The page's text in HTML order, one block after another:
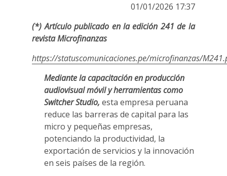
01/01/2026 17:37
(*) Artículo publicado en la edición 241 de la
revista Microfinanzas
https://statuscomunicaciones.pe/microfinanzas/
Mediante la capacitación en producción
audiovisual móvil y herramientas como
Switcher Studio, esta empresa peruana
reduce las barreras de capital para las
micro y pequeñas empresas,
potenciando la productividad, la
exportación de servicios y la innovación
en seis países de la región.